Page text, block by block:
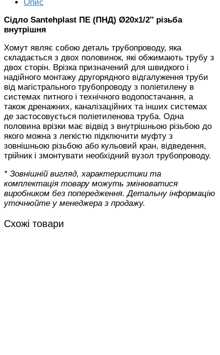
Опис
Сідло Santehplast ПЕ (ПНД) Ø20х1/2″ різьба
внутрішня
Хомут являє собою деталь трубопроводу, яка
складається з двох половинок, які обжимають трубу з
двох сторін. Врізка призначений для швидкого і
надійного монтажу другорядного відгалуження труби
від магістрального трубопроводу з поліетилену в
системах питного і технічного водопостачання, а
також дренажних, каналізаційних та інших системах
де застосовується поліетиленова труба. Одна
половина врізки має відвід з внутрішньою різьбою до
якого можна з легкістю підключити муфту з
зовнішньою різьбою або кульовий кран, відведення,
трійник і змонтувати необхідний вузол трубопроводу.
* Зовнішній вигляд, характеристики та
комплектація товару можуть змінюватися
виробником без попередження. Детальну інформацію
уточнюйте у менеджера з продажу.
Схожі товари